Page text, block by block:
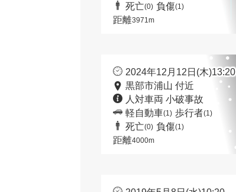
死亡(0) 負傷(1)
距離3971m
2024年12月12日(木)13:20
黒部市浦山 付近
人対車両 小破事故
軽自動車(1) 歩行者(1)
死亡(0) 負傷(1)
距離4000m